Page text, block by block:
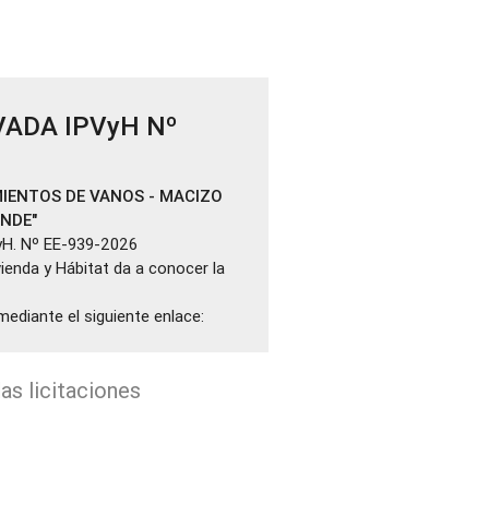
IPVyH Nº
DE VANOS - MACIZO
Nº EE-939-2026
y Hábitat da a conocer la
el siguiente enlace:
licitaciones